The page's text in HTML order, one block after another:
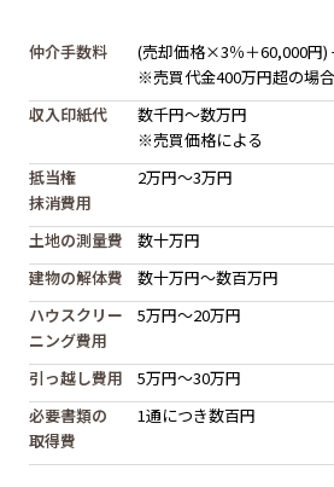
仲介手数料
(売却価格×3％＋60,000円)
※売買代金400万円超の場合
収入印紙代
数千円〜数万円
※売買価格による
抵当権
抹消費用
2万円〜3万円
土地の測量費
数十万円
建物の解体費
数十万円〜数百万円
ハウスクリー
ニング費用
5万円〜20万円
引っ越し費用
5万円〜30万円
必要書類の
取得費
1通につき数百円